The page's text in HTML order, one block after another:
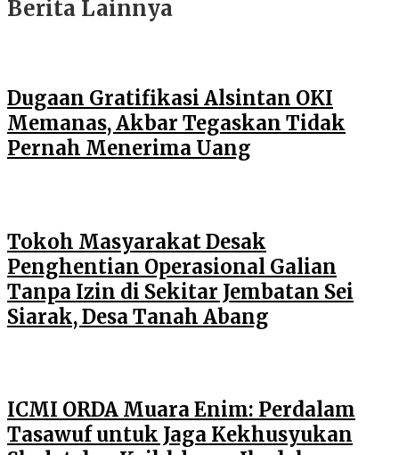
Berita Lainnya
Dugaan Gratifikasi Alsintan OKI
Memanas, Akbar Tegaskan Tidak
Pernah Menerima Uang
Tokoh Masyarakat Desak
Penghentian Operasional Galian
Tanpa Izin di Sekitar Jembatan Sei
Siarak, Desa Tanah Abang
ICMI ORDA Muara Enim: Perdalam
Tasawuf untuk Jaga Kekhusyukan